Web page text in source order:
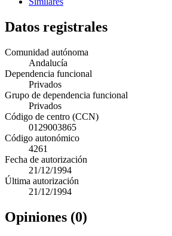
Datos registrales
Comunidad autónoma
Andalucía
Dependencia funcional
Privados
Grupo de dependencia funcional
Privados
Código de centro (CCN)
0129003865
Código autonómico
4261
Fecha de autorización
21/12/1994
Última autorización
21/12/1994
Opiniones (0)